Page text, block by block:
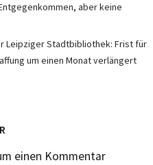
aber keine
Leipziger Stadtbibliothek: Frist für
um einen Monat verlängert
einen Kommentar